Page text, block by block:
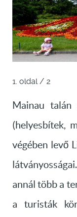
1. oldal / 2
Mainau talán
(helyesbítek,
végében levő
annál több a
a turisták